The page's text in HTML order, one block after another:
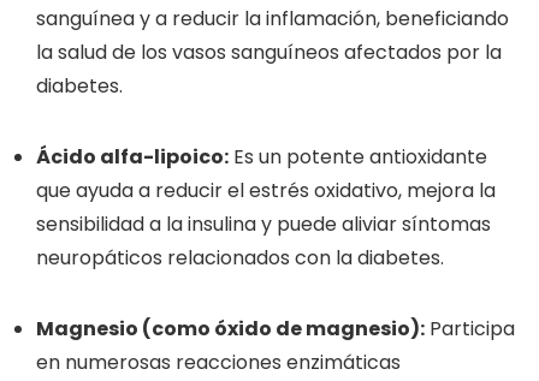
sanguínea y a reducir la inflamación, beneficiando
la salud de los vasos sanguíneos afectados por la
diabetes.
Ácido alfa-lipoico: Es un potente antioxidante
que ayuda a reducir el estrés oxidativo, mejora la
sensibilidad a la insulina y puede aliviar síntomas
neuropáticos relacionados con la diabetes.
Magnesio (como óxido de magnesio): Participa
en numerosas reacciones enzimáticas